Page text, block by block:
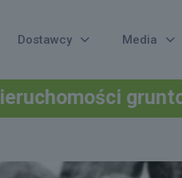
Dostawcy Media
na